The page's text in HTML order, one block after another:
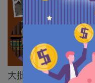
大批黑暴分子前年9